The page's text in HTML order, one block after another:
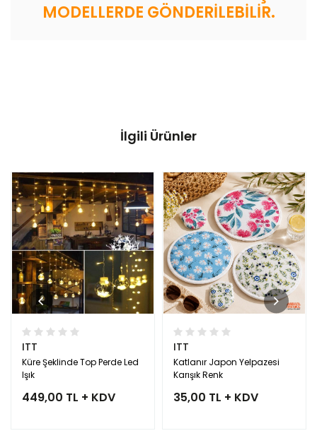
MODELLERDE GÖNDERİLEBİLİR.
İlgili Ürünler
ITT
Küre Şeklinde Top Perde Led
Işık
449,00 TL + KDV
ITT
Katlanır Japon Yelpazesi
Karışık Renk
35,00 TL + KDV